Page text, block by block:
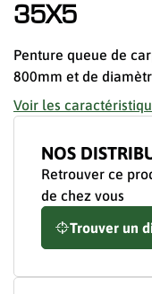
35X5
Penture queue de
800mm et de
Voir les
NOS
Retrouver ce
de chez vous
Trouver un